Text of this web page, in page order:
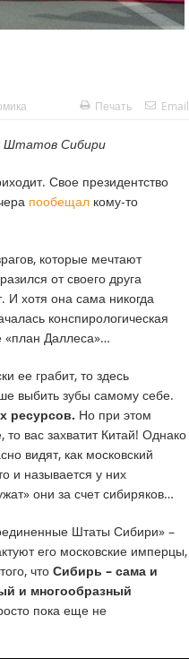
Печать Email
Штатов Сибири
Свое президентство
пообещал кому-то
которые мечтают
от своего друга
хотя она сама никогда
конспирологическая
«план Даллеса»…
ее грабит, то здесь
выбить зубы самому себе.
ресурсов. Но при этом
вас захватит Китай! Однако
видят, как московский
и называется у них
они за счет сибиряков…
Штаты Сибири» –
его московские имперцы,
что Сибирь – сама и
и многообразный
пока еще не